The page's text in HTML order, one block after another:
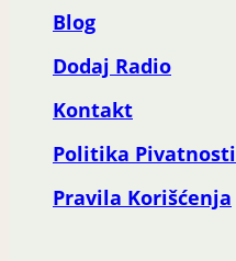
Blog
Dodaj Radio
Kontakt
Politika Pivatnosti
Pravila Korišćenja